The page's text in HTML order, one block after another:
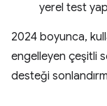
yerel test
2024 boyunca,
engelleyen çeşitli
desteği